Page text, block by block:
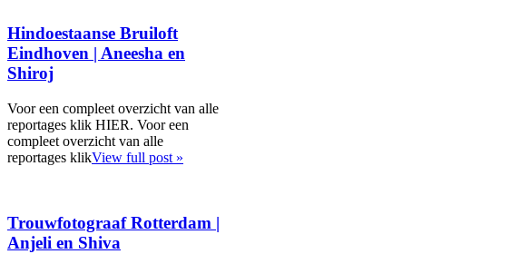
Hindoestaanse Bruiloft
Eindhoven | Aneesha en
Shiroj
Voor een compleet overzicht van alle
reportages klik HIER. Voor een
compleet overzicht van alle
reportages klikView full post »
Trouwfotograaf Rotterdam |
Anjeli en Shiva